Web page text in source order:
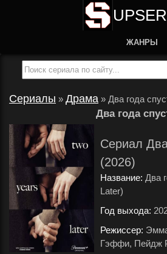
ЖАНРЫ
Сериалы » Драма » Два года
Два года
Сериал
(2026)
Название: Два
Later)
Год выхода:
Режиссер:
Гэффи, Пейдж